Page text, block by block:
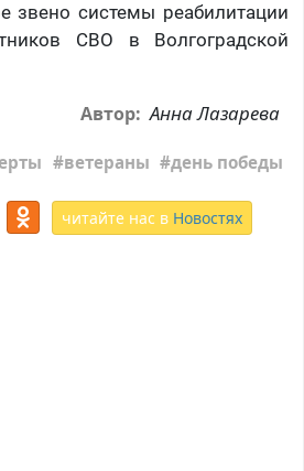
звено системы реабилитации
СВО в Волгоградской
Автор: Анна Лазарева
ветераны день победы
читайте нас в Новостях